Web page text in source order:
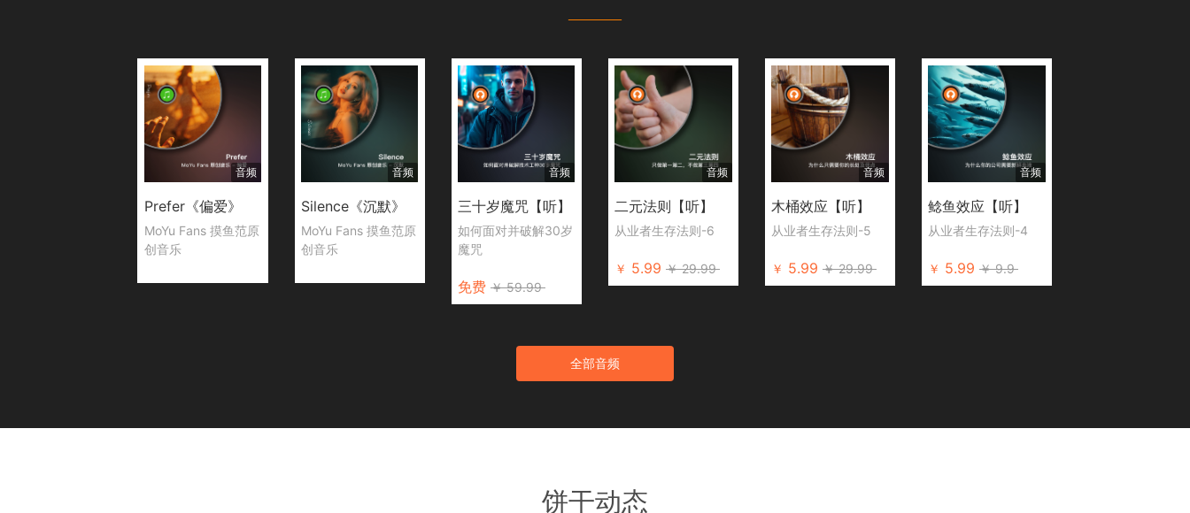
———
音频
Prefer《偏爱》
MoYu Fans 摸鱼范原
创音乐
音频
Silence《沉默》
MoYu Fans 摸鱼范原
创音乐
音频
三十岁魔咒【听】
如何面对并破解30岁
魔咒
免费 ￥ 59.99
音频
二元法则【听】
从业者生存法则-6
￥ 5.99 ￥ 29.99
音频
木桶效应【听】
从业者生存法则-5
￥ 5.99 ￥ 29.99
音频
鲶鱼效应【听】
从业者生存法则-4
￥ 5.99 ￥ 9.9
全部音频
饼干动态